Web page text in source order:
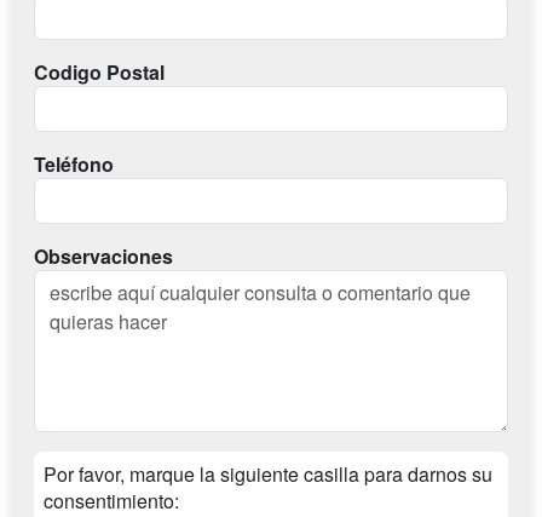
Codigo Postal
Teléfono
Observaciones
Por favor, marque la siguiente casilla para darnos su
consentimiento: